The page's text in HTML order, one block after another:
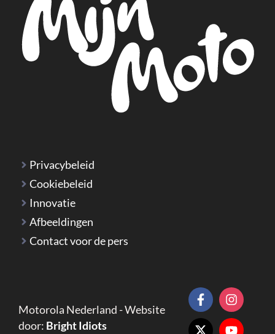
Privacybeleid
Cookiebeleid
Innovatie
Afbeeldingen
Contact voor de pers
Motorola Nederland - Website
door: Bright Idiots